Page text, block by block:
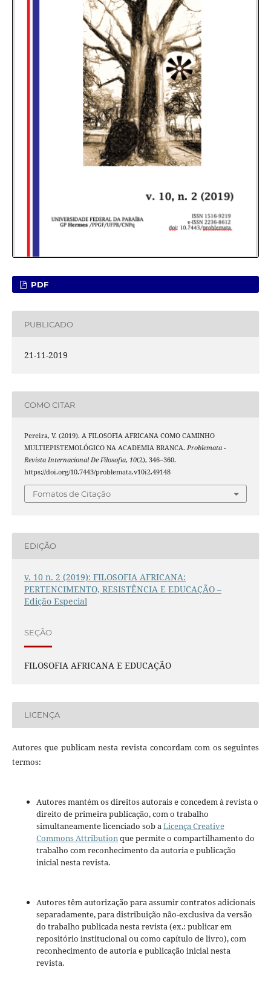
PDF
PUBLICADO
21-11-2019
COMO CITAR
Pereira, V. (2019). A FILOSOFIA AFRICANA COMO CAMINHO
MULTIEPISTEMOLÓGICO NA ACADEMIA BRANCA. Problemata -
Revista Internacional De Filosofia, 10(2), 346–360.
https://doi.org/10.7443/problemata.v10i2.49148
Fomatos de Citação
EDIÇÃO
v. 10 n. 2 (2019): FILOSOFIA AFRICANA:
PERTENCIMENTO, RESISTÊNCIA E EDUCAÇÃO –
Edição Especial
SEÇÃO
FILOSOFIA AFRICANA E EDUCAÇÃO
LICENÇA
Autores que publicam nesta revista concordam com os seguintes
termos:
Autores mantém os direitos autorais e concedem à revista o
direito de primeira publicação, com o trabalho
simultaneamente licenciado sob aLicença Creative
Commons Attributionque permite o compartilhamento do
trabalho com reconhecimento da autoria e publicação
inicial nesta revista.
Autores têm autorização para assumir contratos adicionais
separadamente, para distribuição não-exclusiva da versão
do trabalho publicada nesta revista (ex.: publicar em
repositório institucional ou como capítulo de livro), com
reconhecimento de autoria e publicação inicial nesta
revista.